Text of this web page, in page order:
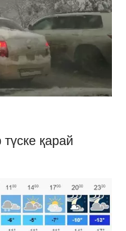
түске қарай